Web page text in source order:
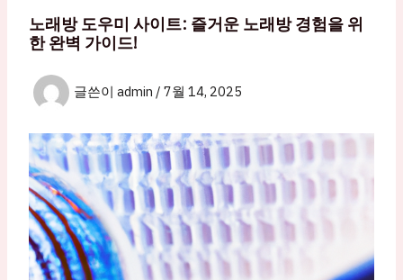
노래방 도우미 사이트: 즐거운 노래방 경험을 위
한 완벽 가이드!
글쓴이 admin / 7월 14, 2025